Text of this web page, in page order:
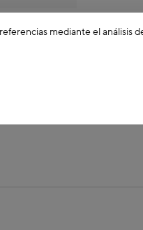
mediante el análisis